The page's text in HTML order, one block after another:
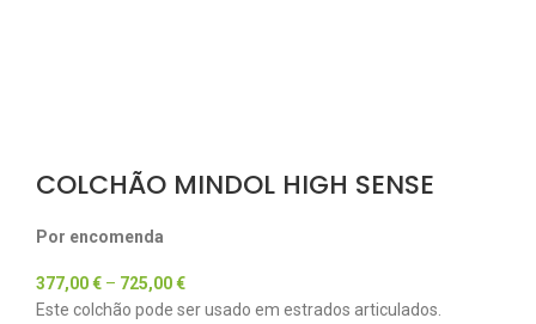
COLCHÃO MINDOL HIGH SENSE
Por encomenda
377,00€ – 725,00€
Este colchão pode ser usado em estrados articulados.